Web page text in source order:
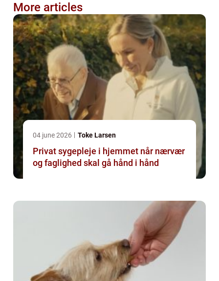
More articles
04 june 2026 Toke Larsen
Privat sygepleje i hjemmet når nærvær
og faglighed skal gå hånd i hånd